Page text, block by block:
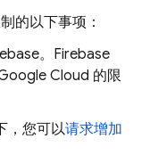
的以下事项：
。Firebase
Cloud 的限
，您可以请求增加